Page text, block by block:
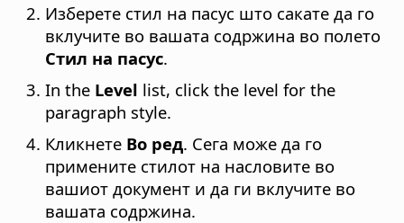
Изберете стил на пасус што сакате да го
вклучите во вашата содржина во полето
Стил на пасус.
In the Level list, click the level for the
paragraph style.
Кликнете Во ред. Сега може да го
примените стилот на насловите во
вашиот документ и да ги вклучите во
вашата содржина.